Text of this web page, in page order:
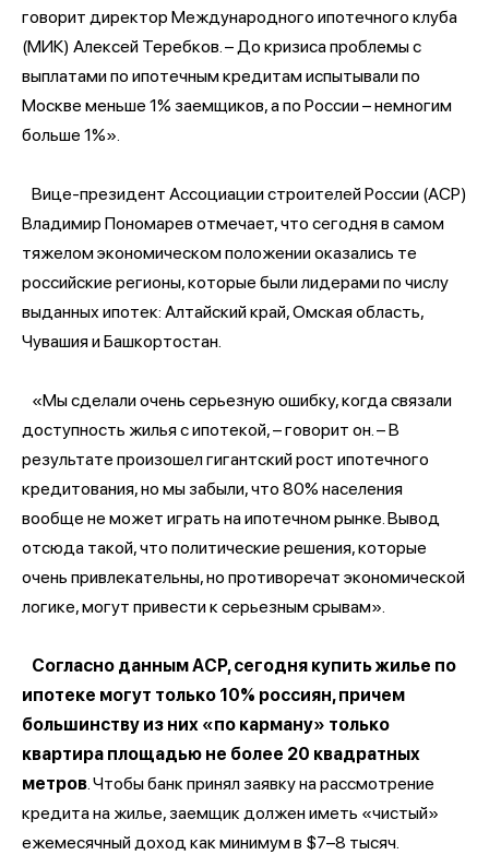
говорит директор Международного ипотечного клуба
(МИК) Алексей Теребков. – До кризиса проблемы с
выплатами по ипотечным кредитам испытывали по
Москве меньше 1% заемщиков, а по России – немногим
больше 1%».
Вице-президент Ассоциации строителей России (АСР)
Владимир Пономарев отмечает, что сегодня в самом
тяжелом экономическом положении оказались те
российские регионы, которые были лидерами по числу
выданных ипотек: Алтайский край, Омская область,
Чувашия и Башкортостан.
«Мы сделали очень серьезную ошибку, когда связали
доступность жилья с ипотекой, – говорит он. – В
результате произошел гигантский рост ипотечного
кредитования, но мы забыли, что 80% населения
вообще не может играть на ипотечном рынке. Вывод
отсюда такой, что политические решения, которые
очень привлекательны, но противоречат экономической
логике, могут привести к серьезным срывам».
Согласно данным АСР, сегодня купить жилье по
ипотеке могут только 10% россиян, причем
большинству из них «по карману» только
квартира площадью не более 20 квадратных
метров . Чтобы банк принял заявку на рассмотрение
кредита на жилье, заемщик должен иметь «чистый»
ежемесячный доход как минимум в $7–8 тысяч.